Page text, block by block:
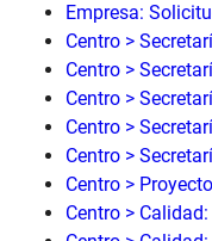
Empresa:
Centro >
Centro >
Centro >
Centro >
Centro >
Centro >
Centro >